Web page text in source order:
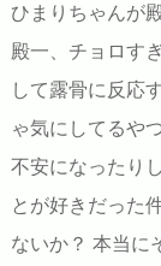
ひまりちゃんが
殿一、チョロす
して露骨に反応
ゃ気にしてるや
不安になったり
とが好きだった
ないか？ 本当に